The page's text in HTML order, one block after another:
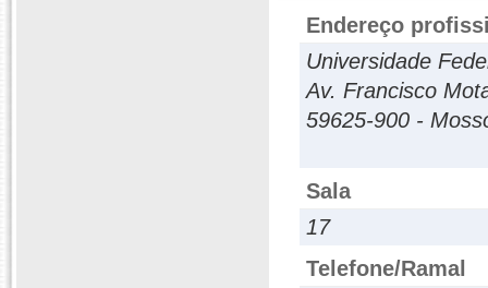
Endereço
Universidade
Av. Francisco
59625-900 -
Sala
17
Telefone/Ramal